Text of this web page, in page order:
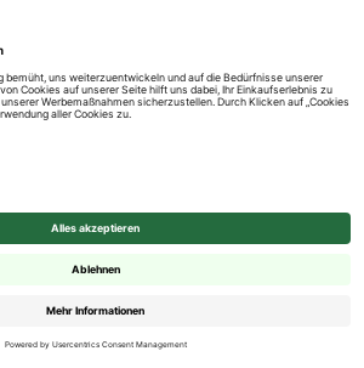
Anbieters: 4 Verkaufs- und 2 Bewertungsplattformen
ANMELDEN